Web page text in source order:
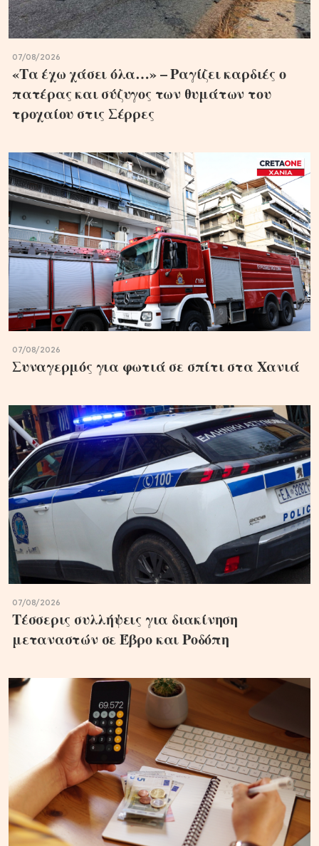
07/08/2026
«Τα έχω χάσει όλα…» – Ραγίζει καρδιές ο
πατέρας και σύζυγος των θυμάτων του
τροχαίου στις Σέρρες
07/08/2026
Συναγερμός για φωτιά σε σπίτι στα Χανιά
07/08/2026
Τέσσερις συλλήψεις για διακίνηση
μεταναστών σε Έβρο και Ροδόπη